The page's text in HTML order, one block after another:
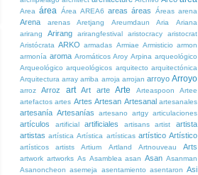
Area área Área AREA6 areas áreas Áreas arena
Arena arenas Aretjang Areumdaun Aria
Ariana
arirang
Arirang arirangfestival aristocracy
aristocrat
Aristócrata ARKO armadas Armiae Armisticio armon
armonía aroma Aromáticos Aroy Arpina arqueológico
Arqueológico arqueológicos arquitecto arquitectónica
Arquitectura array arriba arroja arrojan arroyo Arroyo
arroz Arroz art Art arte Arte Arteaspoon
Artee
artefactos artes Artes Artesan Artesanal artesanales
artesanía Artesanías artesano artgy articulaciones
artículos artificial artificiales artisans artist
artista
artistas artística Artística artísticas artístico Artístico
artísticos artists Artium Artland Artnouveau Arts
artwork artworks As Asamblea asan Asan Asanman
Asanoncheon asemeja asentamiento asentaron Asi